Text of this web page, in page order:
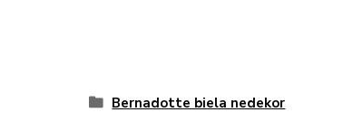
Bernadotte biela nedekor